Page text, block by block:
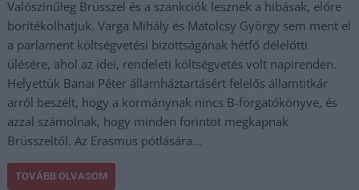
Valószínűleg Brüsszel és a szankciók lesznek a hibásak, előre
borítékolhatjuk. Varga Mihály és Matolcsy György sem ment el
a parlament költségvetési bizottságának hétfő délelőtti
ülésére, ahol az idei, rendeleti költségvetés volt napirenden.
Helyettük Banai Péter államháztartásért felelős államtitkár
arról beszélt, hogy a kormánynak nincs B-forgatókönyve, és
azzal számolnak, hogy minden forintot megkapnak
Brüsszeltől. Az Erasmus pótlására…
TOVÁBB OLVASOM